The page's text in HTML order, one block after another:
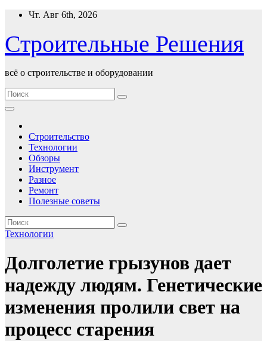
Перейти
содержимому
Чт. Авг 6th, 2026
Строительные Решения
всё о строительстве и оборудовании
Строительство
Технологии
Обзоры
Инструмент
Разное
Ремонт
Полезные советы
Технологии
Долголетие грызунов дает
надежду людям. Генетические
изменения пролили свет на
процесс старения